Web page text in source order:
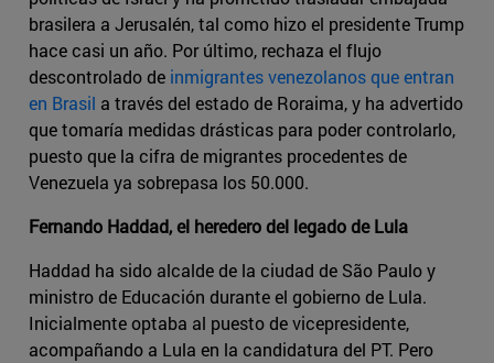
brasilera a Jerusalén, tal como hizo el presidente Trump
hace casi un año. Por último, rechaza el flujo
descontrolado de inmigrantes venezolanos que entran
en Brasil a través del estado de Roraima, y ha advertido
que tomaría medidas drásticas para poder controlarlo,
puesto que la cifra de migrantes procedentes de
Venezuela ya sobrepasa los 50.000.
Fernando Haddad, el heredero del legado de Lula
Haddad ha sido alcalde de la ciudad de São Paulo y
ministro de Educación durante el gobierno de Lula.
Inicialmente optaba al puesto de vicepresidente,
acompañando a Lula en la candidatura del PT. Pero